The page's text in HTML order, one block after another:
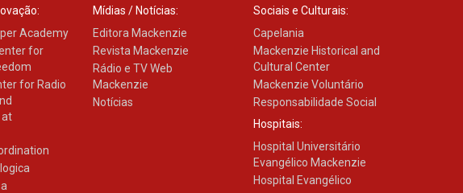
Academy
for
for Radio
at
Mídias / Notícias:
Editora Mackenzie
Revista Mackenzie
Rádio e TV Web
Mackenzie
Notícias
Sociais e Culturais:
Capelania
Mackenzie Historical and
Cultural Center
Mackenzie Voluntário
Responsabilidade Social
Hospitais:
Hospital Universitário
Evangélico Mackenzie
Hospital Evangélico